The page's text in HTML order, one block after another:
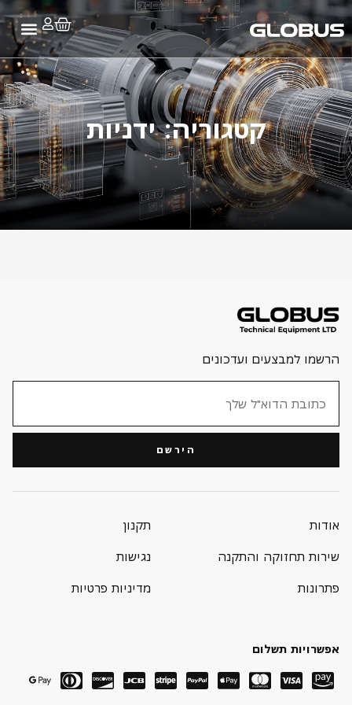
קטגוריה: ידניות
הרשמו למבצעים ועדכונים
הירשם
אודות
שירות תחזוקה והתקנה
פתרונות
תקנון
נגישות
מדיניות פרטיות
אפשרויות תשלום